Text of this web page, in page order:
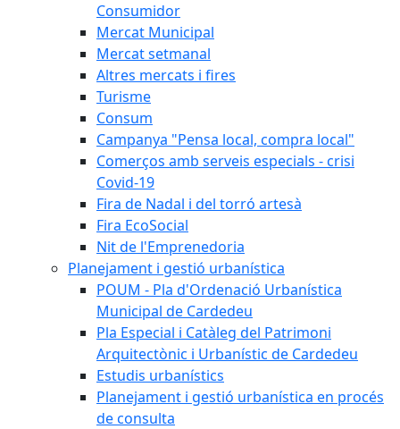
Consumidor
Mercat Municipal
Mercat setmanal
Altres mercats i fires
Turisme
Consum
Campanya "Pensa local, compra local"
Comerços amb serveis especials - crisi
Covid-19
Fira de Nadal i del torró artesà
Fira EcoSocial
Nit de l'Emprenedoria
Planejament i gestió urbanística
POUM - Pla d'Ordenació Urbanística
Municipal de Cardedeu
Pla Especial i Catàleg del Patrimoni
Arquitectònic i Urbanístic de Cardedeu
Estudis urbanístics
Planejament i gestió urbanística en procés
de consulta